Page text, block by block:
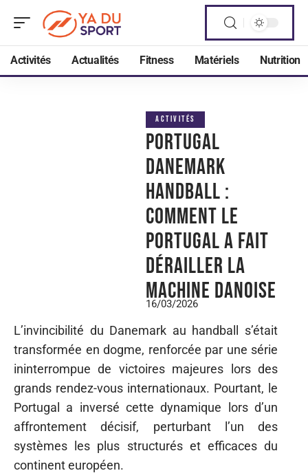
Activités Actualités Fitness Matériels Nutrition
ACTIVITÉS
Portugal
Danemark
Handball :
comment le
Portugal a fait
dérailler la
machine danoise
16/03/2026
L’invincibilité du Danemark au handball s’était
transformée en dogme, renforcée par une série
ininterrompue de victoires majeures lors des
grands rendez-vous internationaux. Pourtant, le
Portugal a inversé cette dynamique lors d’un
affrontement décisif, perturbant l’un des
systèmes les plus structurés et efficaces du
continent européen.